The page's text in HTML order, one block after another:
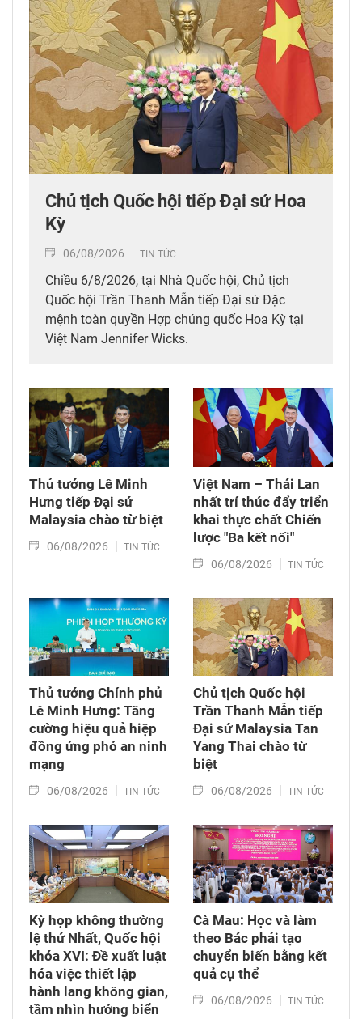
Chủ tịch Quốc hội tiếp Đại sứ Hoa
Kỳ
06/08/2026 TIN TỨC
Chiều 6/8/2026, tại Nhà Quốc hội, Chủ tịch
Quốc hội Trần Thanh Mẫn tiếp Đại sứ Đặc
mệnh toàn quyền Hợp chúng quốc Hoa Kỳ tại
Việt Nam Jennifer Wicks.
Thủ tướng Lê Minh
Hưng tiếp Đại sứ
Malaysia chào từ biệt
06/08/2026 TIN TỨC
Việt Nam – Thái Lan
nhất trí thúc đẩy triển
khai thực chất Chiến
lược "Ba kết nối"
06/08/2026 TIN TỨC
Thủ tướng Chính phủ
Lê Minh Hưng: Tăng
cường hiệu quả hiệp
đồng ứng phó an ninh
mạng
06/08/2026 TIN TỨC
Chủ tịch Quốc hội
Trần Thanh Mẫn tiếp
Đại sứ Malaysia Tan
Yang Thai chào từ
biệt
06/08/2026 TIN TỨC
Kỳ họp không thường
lệ thứ Nhất, Quốc hội
khóa XVI: Đề xuất luật
hóa việc thiết lập
hành lang không gian,
tầm nhìn hướng biển
Cà Mau: Học và làm
theo Bác phải tạo
chuyển biến bằng kết
quả cụ thể
06/08/2026 TIN TỨC